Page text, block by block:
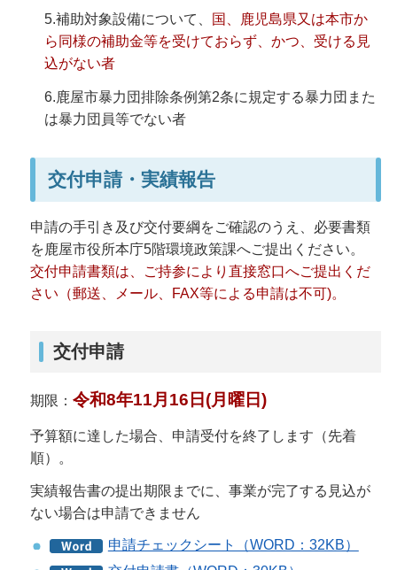
5.補助対象設備について、
国、鹿児島県又は本市か
ら同様の補助金等を受けておらず、かつ、受ける見
込がない者
6.鹿屋市暴力団排除条例第2条に規定する暴力団また
は暴力団員等でない者
交付申請・実績報告
申請の手引き及び交付要綱をご確認のうえ、必要書類
を鹿屋市役所本庁5階環境政策課へご提出ください。
交付申請書類は、ご持参により直接窓口へご提出くだ
さい（郵送、メール、FAX等による申請は不可)。
交付申請
期限： 令和8年11月16日(月曜日)
予算額に達した場合、申請受付を終了します（先着
順）。
実績報告書の提出期限までに、事業が完了する見込が
ない場合は申請できません
申請チェックシート（WORD：32KB）